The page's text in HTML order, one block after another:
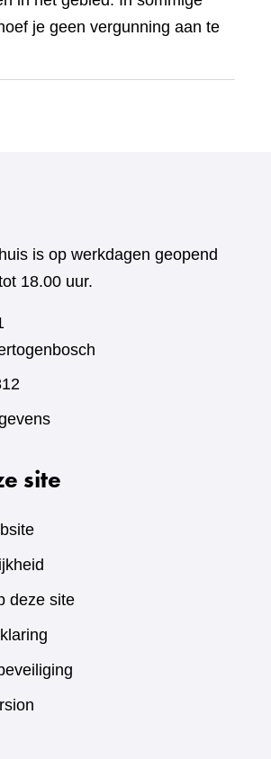
je geen vergunning aan te
is op werkdagen geopend
18.00 uur.
site
deze site